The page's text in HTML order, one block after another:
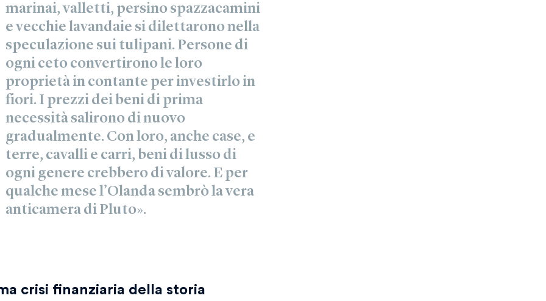
marinai, valletti, persino spazzacamini
e vecchie lavandaie si dilettarono nella
speculazione sui tulipani. Persone di
ogni ceto convertirono le loro
proprietà in contante per investirlo in
fiori. I prezzi dei beni di prima
necessità salirono di nuovo
gradualmente. Con loro, anche case, e
terre, cavalli e carri, beni di lusso di
ogni genere crebbero di valore. E per
qualche mese l’Olanda sembrò la vera
anticamera di Pluto».
crisi finanziaria della storia